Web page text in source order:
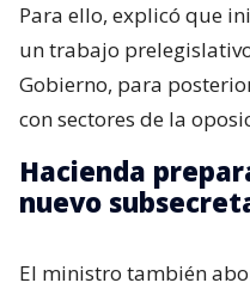
Para ello, explicó que
un trabajo
Gobierno, para
con sectores de la
Hacienda
nuevo
El ministro también